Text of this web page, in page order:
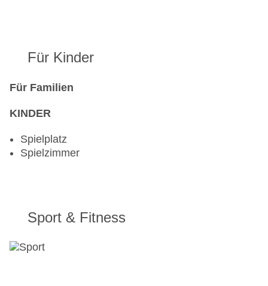
Für Kinder
Für Familien
KINDER
Spielplatz
Spielzimmer
Sport & Fitness